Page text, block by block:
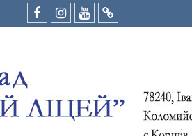
FacebookInstagram
Youtube
Tik-